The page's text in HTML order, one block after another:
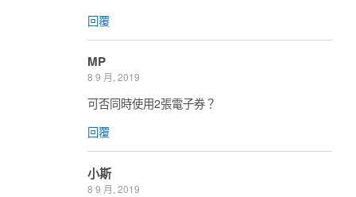
回覆
MP
8 9 月, 2019
可否同時使用2張電子券？
回覆
小斯
8 9 月, 2019